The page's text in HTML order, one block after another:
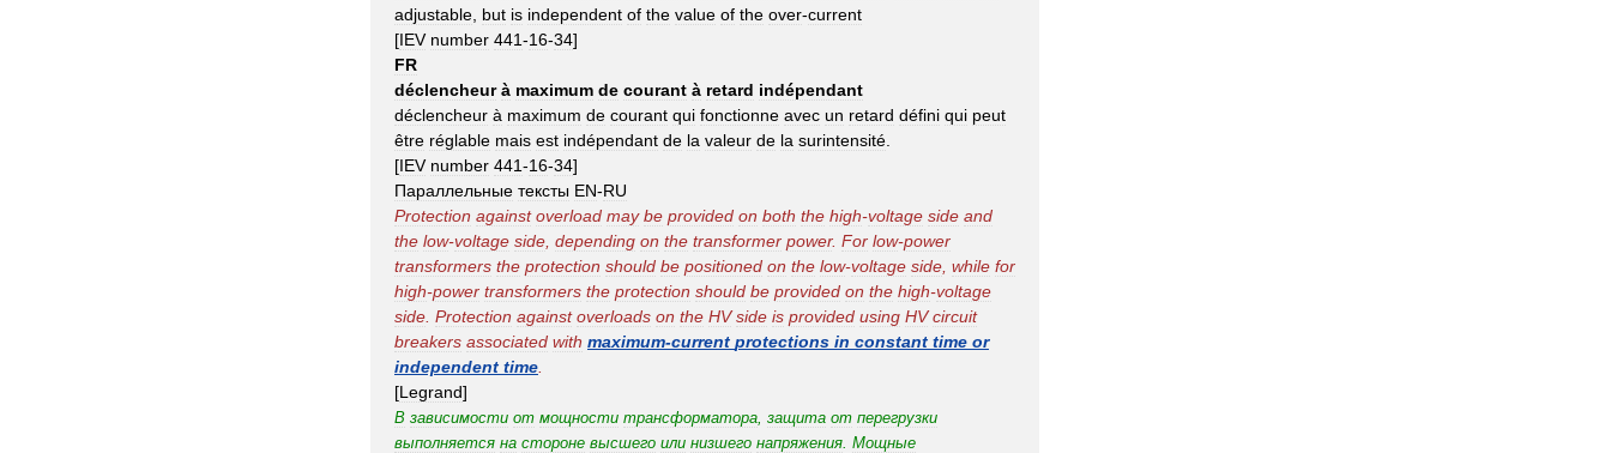
adjustable but is independent of the value of the over-current
[IEV number 441-16-34]
FR
déclencheur à maximum de courant à retard indépendant
déclencheur à maximum de courant qui fonctionne avec un retard défini qui peut
être réglable mais est indépendant de la valeur de la surintensité
[IEV number 441-16-34]
Параллельные тексты EN-RU
Protection against overload may be provided on both the high-voltage side and
the low-voltage side depending on the transformer power. For low-power
transformers the protection should be positioned on the low-voltage side while for
high-power transformers the protection should be provided on the high-voltage
side Protection against overloads on the HV side is provided using HV circuit
breakers associated with maximum-current protections in constant time or
independent time
[Legrand]
В зависимости от мощности трансформатора, защита от перегрузки
выполняется на стороне высшего или низшего напряжения. Мощные